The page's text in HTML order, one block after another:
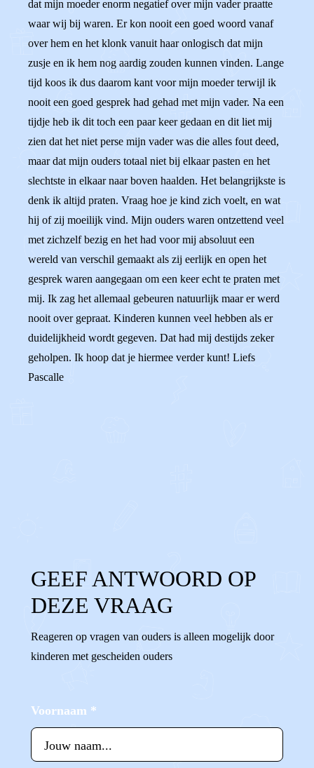
dat mijn moeder enorm negatief over mijn vader praatte
waar wij bij waren. Er kon nooit een goed woord vanaf
over hem en het klonk vanuit haar onlogisch dat mijn
zusje en ik hem nog aardig zouden kunnen vinden. Lange
tijd koos ik dus daarom kant voor mijn moeder terwijl ik
nooit een goed gesprek had gehad met mijn vader. Na een
tijdje heb ik dit toch een paar keer gedaan en dit liet mij
zien dat het niet perse mijn vader was die alles fout deed,
maar dat mijn ouders totaal niet bij elkaar pasten en het
slechtste in elkaar naar boven haalden. Het belangrijkste is
denk ik altijd praten. Vraag hoe je kind zich voelt, en wat
hij of zij moeilijk vind. Mijn ouders waren ontzettend veel
met zichzelf bezig en het had voor mij absoluut een
wereld van verschil gemaakt als zij eerlijk en open het
gesprek waren aangegaan om een keer echt te praten met
mij. Ik zag het allemaal gebeuren natuurlijk maar er werd
nooit over gepraat. Kinderen kunnen veel hebben als er
duidelijkheid wordt gegeven. Dat had mij destijds zeker
geholpen. Ik hoop dat je hiermee verder kunt! Liefs
Pascalle
GEEF ANTWOORD OP
DEZE VRAAG
Reageren op vragen van ouders is alleen mogelijk door
kinderen met gescheiden ouders
Voornaam *